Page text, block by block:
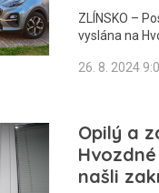
ZLÍNSKO –
vyslána na
26. 8. 2024
Opilý a
našli